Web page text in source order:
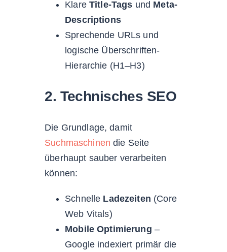
KlareTitle-Tags und Meta-
Descriptions
Sprechende URLs und
logische Überschriften-
Hierarchie (H1–H3)
2. Technisches SEO
Die Grundlage, damit
Suchmaschinen die Seite
überhaupt sauber verarbeiten
können:
Schnelle Ladezeiten (Core
Web Vitals)
Mobile Optimierung –
Google indexiert primär die